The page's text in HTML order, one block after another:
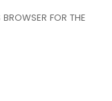
FOR THE